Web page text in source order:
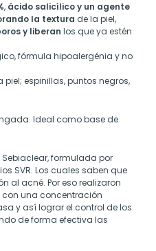
, ácido salicílico y un agente
la textura de la piel,
y liberan los que ya estén
fórmula hipoalergénia y no
espinillas, puntos negros,
Ideal como base de
formulada por
SVR. Los cuales saben que
al acné. Por eso realizaron
una concentración
y así lograr el control de los
de forma efectiva las